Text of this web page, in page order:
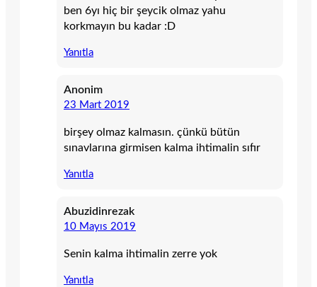
ben 6yı hiç bir şeycik olmaz yahu
korkmayın bu kadar :D
Yanıtla
Anonim
23 Mart 2019
birşey olmaz kalmasın. çünkü bütün
sınavlarına girmisen kalma ihtimalin sıfır
Yanıtla
Abuzidinrezak
10 Mayıs 2019
Senin kalma ihtimalin zerre yok
Yanıtla